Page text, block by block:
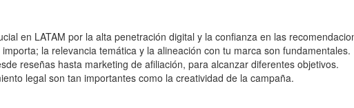
en LATAM por la alta penetración digital y la confianza en las
la relevancia temática y la alineación con tu marca son fundamentales.
reseñas hasta marketing de afiliación, para alcanzar diferentes objetivos.
legal son tan importantes como la creatividad de la campaña.